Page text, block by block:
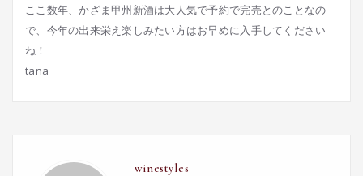
ここ数年、かざま甲州新酒は大人気で予約で完売とのことなの
で、今年の出来栄え楽しみたい方はお早めに入手してください
ね！
tana
winestyles